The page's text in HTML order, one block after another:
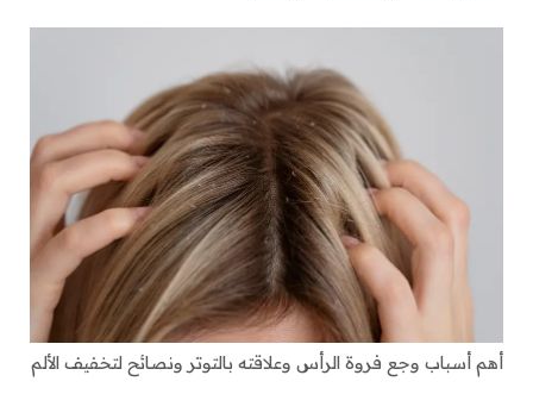
أهم أسباب وجع فروة الرأس وعلاقته بالتوتر ونصائح لتخفيف الألم